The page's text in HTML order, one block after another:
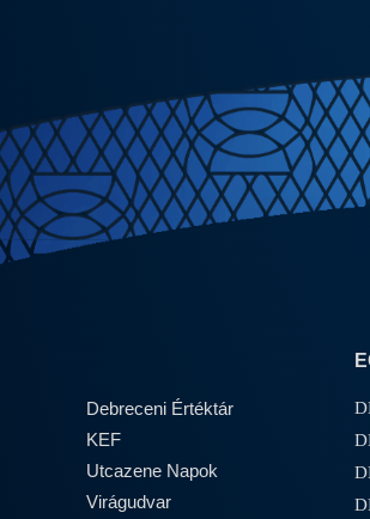
Debreceni Értéktár
KEF
Utcazene Napok
Virágudvar